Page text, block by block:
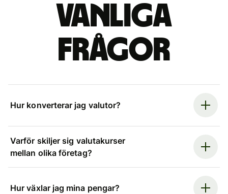
Vanliga
frågor
Hur konverterar jag valutor?
Varför skiljer sig valutakurser
mellan olika företag?
Hur växlar jag mina pengar?